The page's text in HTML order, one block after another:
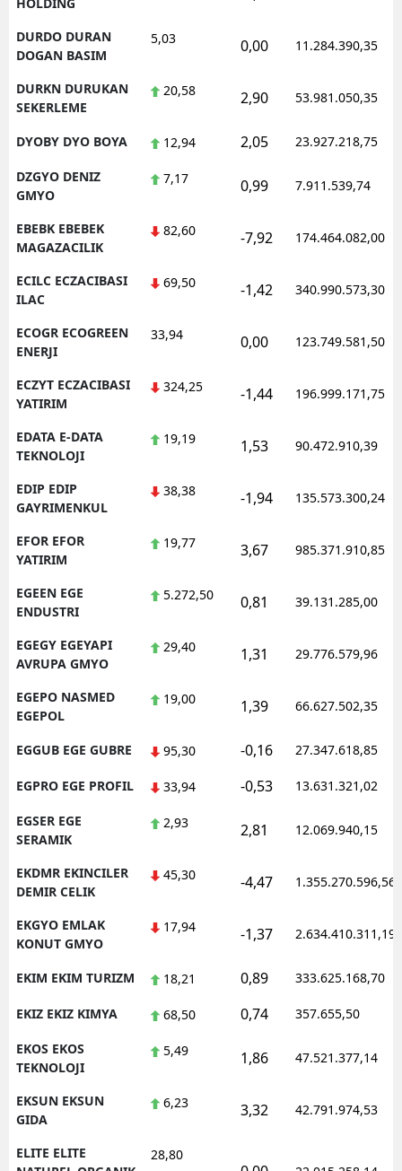
DURDO DURAN
DOGAN BASIM
5,03 0,00 11.284.390,35
DURKN DURUKAN
SEKERLEME
20,58 2,90 53.981.050,35
DYOBY DYO BOYA 12,94 2,05 23.927.218,75
DZGYO DENIZ
GMYO
7,17 0,99 7.911.539,74
EBEBK EBEBEK
MAGAZACILIK
82,60 -7,92 174.464.082,00
ECILC ECZACIBASI
ILAC
69,50 -1,42 340.990.573,30
ECOGR ECOGREEN
ENERJI
33,94 0,00 123.749.581,50
ECZYT ECZACIBASI
YATIRIM
324,25 -1,44 196.999.171,75
EDATA E-DATA
TEKNOLOJI
19,19 1,53 90.472.910,39
EDIP EDIP
GAYRIMENKUL
38,38 -1,94 135.573.300,24
EFOR EFOR
YATIRIM
19,77 3,67 985.371.910,85
EGEEN EGE
ENDUSTRI
5.272,50 0,81 39.131.285,00
EGEGY EGEYAPI
AVRUPA GMYO
29,40 1,31 29.776.579,96
EGEPO NASMED
EGEPOL
19,00 1,39 66.627.502,35
EGGUB EGE GUBRE 95,30 -0,16 27.347.618,85
EGPRO EGE PROFIL 33,94 -0,53 13.631.321,02
EGSER EGE
SERAMIK
2,93 2,81 12.069.940,15
EKDMR EKINCILER
DEMIR CELIK
45,30 -4,47 1.355.270.596,56
EKGYO EMLAK
KONUT GMYO
17,94 -1,37 2.634.410.311,19
EKIM EKIM TURIZM 18,21 0,89 333.625.168,70
EKIZ EKIZ KIMYA 68,50 0,74 357.655,50
EKOS EKOS
TEKNOLOJI
5,49 1,86 47.521.377,14
EKSUN EKSUN
GIDA
6,23 3,32 42.791.974,53
ELITE ELITE
28,80